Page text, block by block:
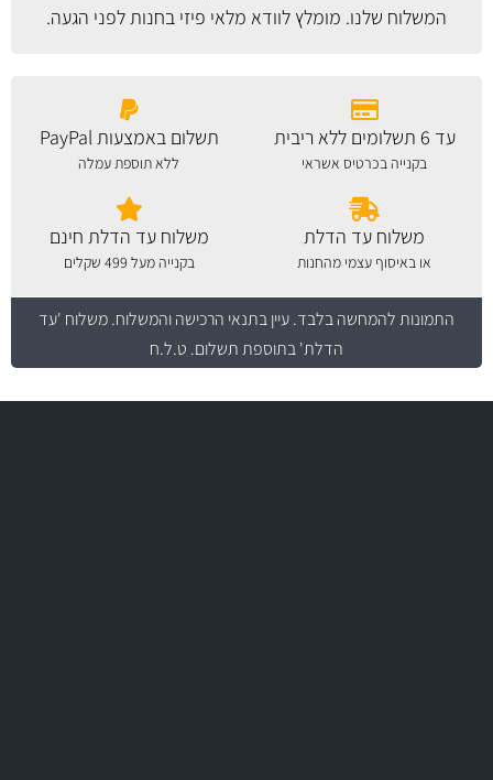
המשלוח שלנו. מומלץ לוודא מלאי פיזי בחנות לפני הגעה.
עד 6 תשלומים ללא ריבית
בקנייה בכרטיס אשראי
תשלום באמצעות PayPal
ללא תוספת עמלה
משלוח עד הדלת
או באיסוף עצמי מהחנות
משלוח עד הדלת חינם
בקנייה מעל 499 שקלים
התמונות להמחשה בלבד.עיין בתנאי הרכישה והמשלוח. משלוח 'עד
הדלת' בתוספת תשלום. ט.ל.ח